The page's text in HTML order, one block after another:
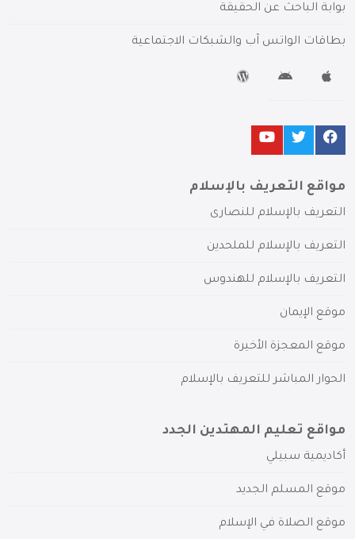
بوابة الباحث عن الحقيقة
بطاقات الواتس آب والشبكات الاجتماعية
مواقع التعريف بالإسلام
التعريف بالإسلام للنصارى
التعريف بالإسلام للملحدين
التعريف بالإسلام للهندوس
موقع الإيمان
موقع المعجزة الأخيرة
الحوار المباشر للتعريف بالإسلام
مواقع تعليم المهتدين الجدد
أكاديمية سبيلي
موقع المسلم الجديد
موقع الصلاة في الإسلام